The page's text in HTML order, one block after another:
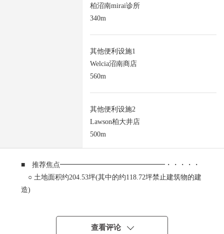
柏沼南mirai诊所
340m
其他便利设施1
Welcia沼南商店
560m
其他便利设施2
Lawson柏大井店
500m
■ 推荐焦点━━━━━━━━━━━━━━━・・・・・
○ 土地面积约204.53坪(其中的约118.72坪禁止建筑物的建
造)
查看评论